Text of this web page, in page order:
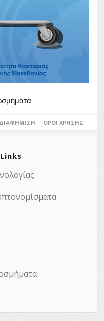
ΔΙΑΦΉΜΙΣΗ ΌΡΟΙ ΧΡΉΣΗΣ